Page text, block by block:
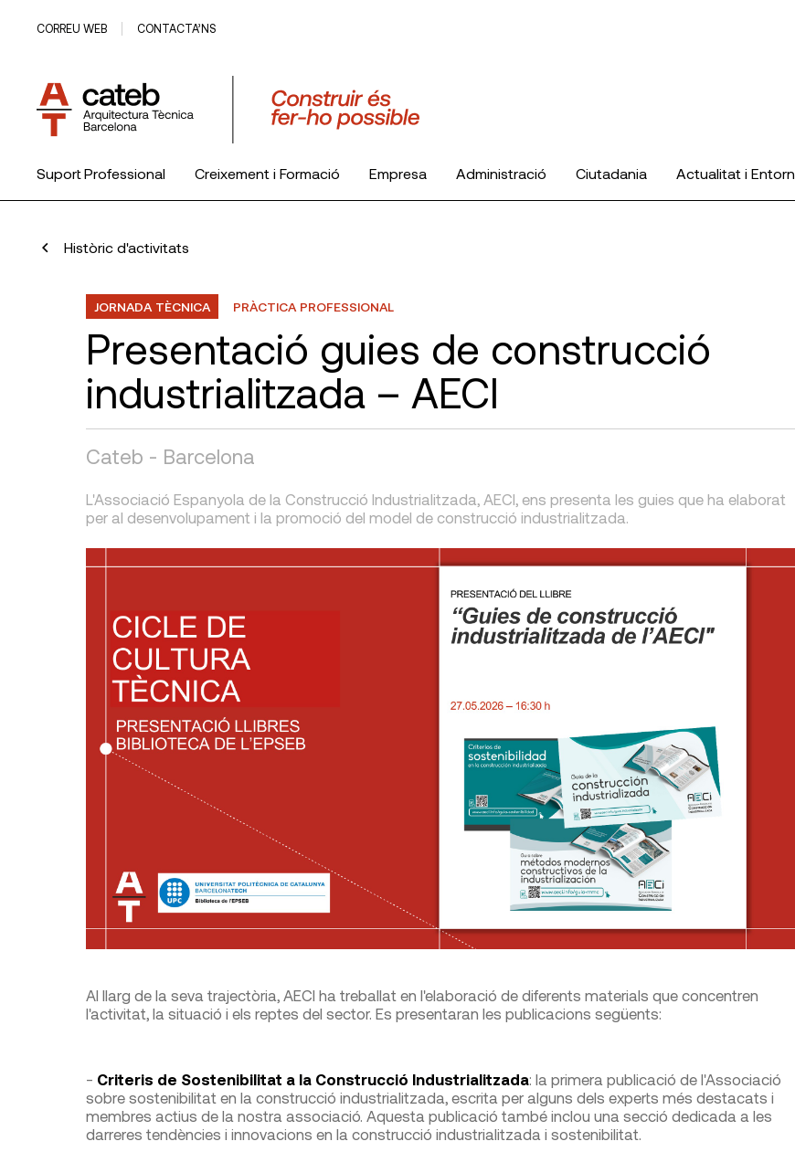
CORREU WEB CONTACTA’NS
Suport Professional Creixement i Formació Empresa Administració Ciutadania Actualitat i Entorn
Històric d'activitats
JORNADA TÈCNICA PRÀCTICA PROFESSIONAL
Presentació guies de construcció
industrialitzada – AECI
Cateb - Barcelona
L'Associació Espanyola de la Construcció Industrialitzada, AECI, ens presenta les guies que ha elaborat
per al desenvolupament i la promoció del model de construcció industrialitzada.
Al llarg de la seva trajectòria, AECI ha treballat en l'elaboració de diferents materials que concentren
l'activitat, la situació i els reptes del sector. Es presentaran les publicacions següents:
- Criteris de Sostenibilitat a la Construcció Industrialitzada: la primera publicació de l'Associació
sobre sostenibilitat en la construcció industrialitzada, escrita per alguns dels experts més destacats i
membres actius de la nostra associació. Aquesta publicació també inclou una secció dedicada a les
darreres tendències i innovacions en la construcció industrialitzada i sostenibilitat.